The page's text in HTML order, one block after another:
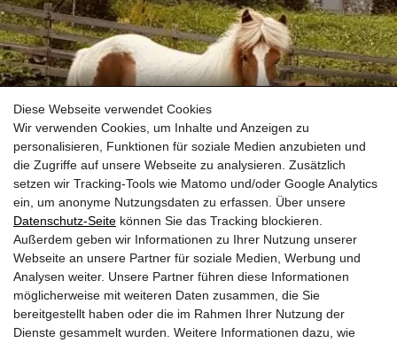
Diese Webseite verwendet Cookies
Wir verwenden Cookies, um Inhalte und Anzeigen zu
personalisieren, Funktionen für soziale Medien anzubieten und
die Zugriffe auf unsere Webseite zu analysieren. Zusätzlich
setzen wir Tracking-Tools wie Matomo und/oder Google Analytics
ein, um anonyme Nutzungsdaten zu erfassen. Über unsere
Datenschutz-Seite können Sie das Tracking blockieren.
Außerdem geben wir Informationen zu Ihrer Nutzung unserer
Webseite an unsere Partner für soziale Medien, Werbung und
Analysen weiter. Unsere Partner führen diese Informationen
möglicherweise mit weiteren Daten zusammen, die Sie
bereitgestellt haben oder die im Rahmen Ihrer Nutzung der
Dienste gesammelt wurden. Weitere Informationen dazu, wie